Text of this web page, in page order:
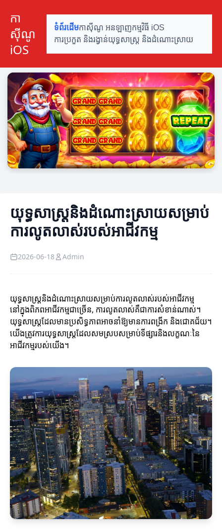
កា
ស៊ីណូ
iOS
ទំព័រដើមកាស៊ីណូ អនឡាញកម្មវិធី iOS
ការប្រកួត និងរង្វាន់យុទ្ធសាស្ត្រ និងដំណោះស្រាយ
យុទ្ធសាស្ត្រនិងដំណោះស្រាយសម្រាប់
ការលូតលាស់របស់អាជីវកម្ម
2026-06-18 Admin
យុទ្ធសាស្ត្រនិងដំណោះស្រាយសម្រាប់ការលូតលាស់របស់អាជីវកម្ម
នៅក្នុងពិភពអាជីវកម្មជាច្រើន, ការលូតលាស់គឺជាការសំខាន់ណាស់។
យុទ្ធសាស្ត្រដែលមានប្រសិទ្ធភាពអាចនាំឱ្យមានការពង្រីក និងជោគជ័យ។
យើងត្រូវការយុទ្ធសាស្ត្រដែលសមស្របសម្រាប់ទីផ្សារនិងលក្ខណៈនៃ
អាជីវកម្មរបស់យើង។